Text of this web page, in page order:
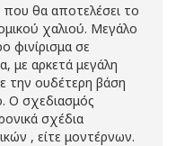
θα αποτελέσει το
χαλιού. Μεγάλο
φινίρισμα σε
με αρκετά μεγάλη
την ουδέτερη βάση
Ο σχεδιασμός
σχέδια
, είτε μοντέρνων.